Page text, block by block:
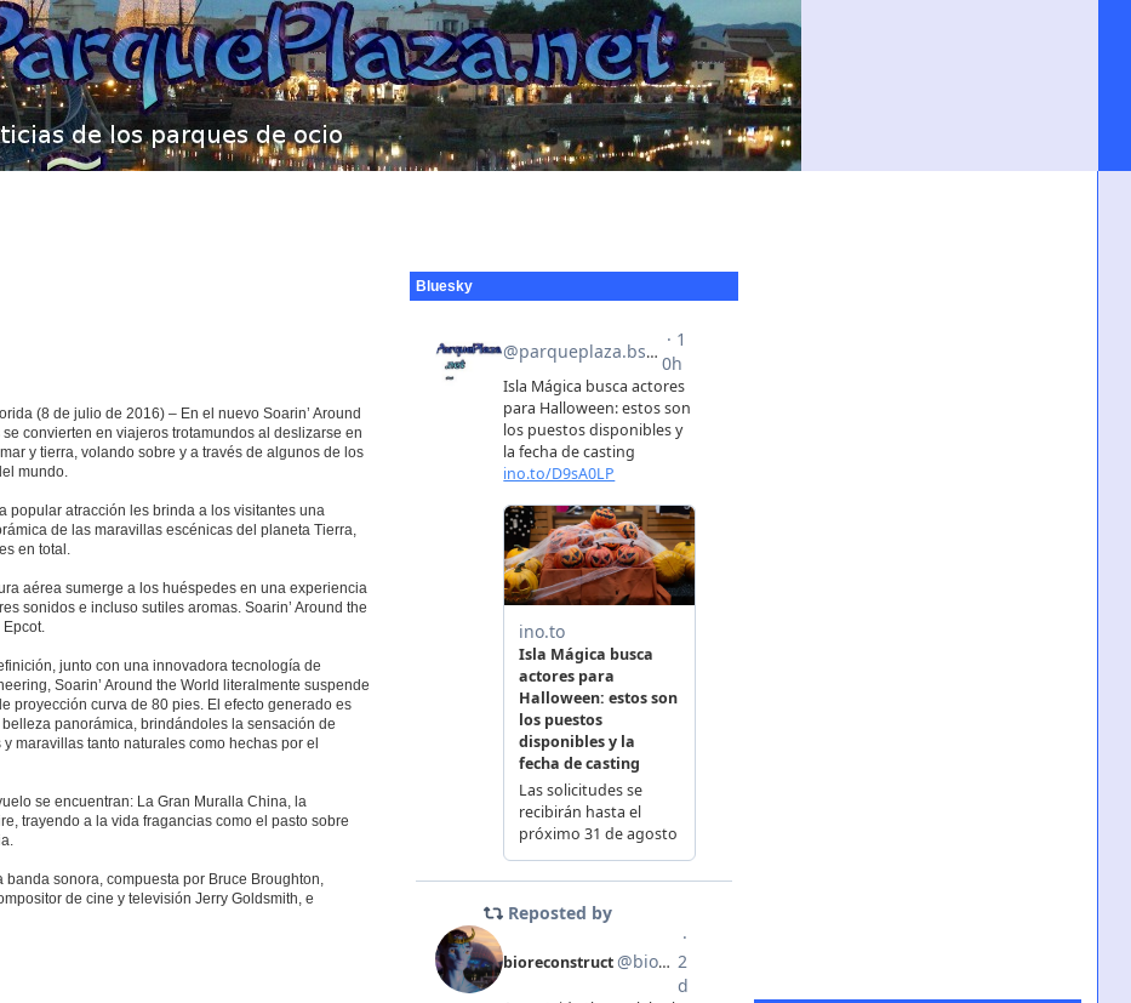
(8 de julio de 2016) – En el nuevo Soarin’ Around
convierten en viajeros trotamundos al deslizarse en
y tierra, volando sobre y a través de algunos de los
mundo.
popular atracción les brinda a los visitantes una
de las maravillas escénicas del planeta Tierra,
en total.
aérea sumerge a los huéspedes en una experiencia
sonidos e incluso sutiles aromas. Soarin’ Around the
junto con una innovadora tecnología de
Soarin’ Around the World literalmente suspende
proyección curva de 80 pies. El efecto generado es
panorámica, brindándoles la sensación de
maravillas tanto naturales como hechas por el
se encuentran: La Gran Muralla China, la
trayendo a la vida fragancias como el pasto sobre
sonora, compuesta por Bruce Broughton,
de cine y televisión Jerry Goldsmith, e
Bluesky